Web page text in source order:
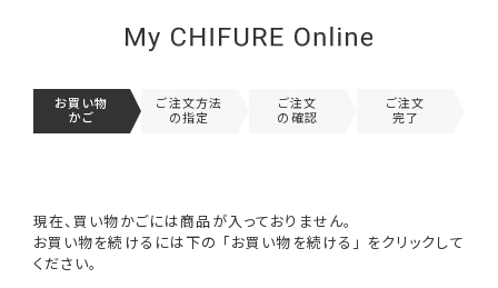
お買い物
かご
ご注文方法
の指定
ご注文
の確認
ご注文
完了
現在、買い物かごには商品が入っておりません。
お買い物を続けるには下の 「お買い物を続ける」 をクリックして
ください。